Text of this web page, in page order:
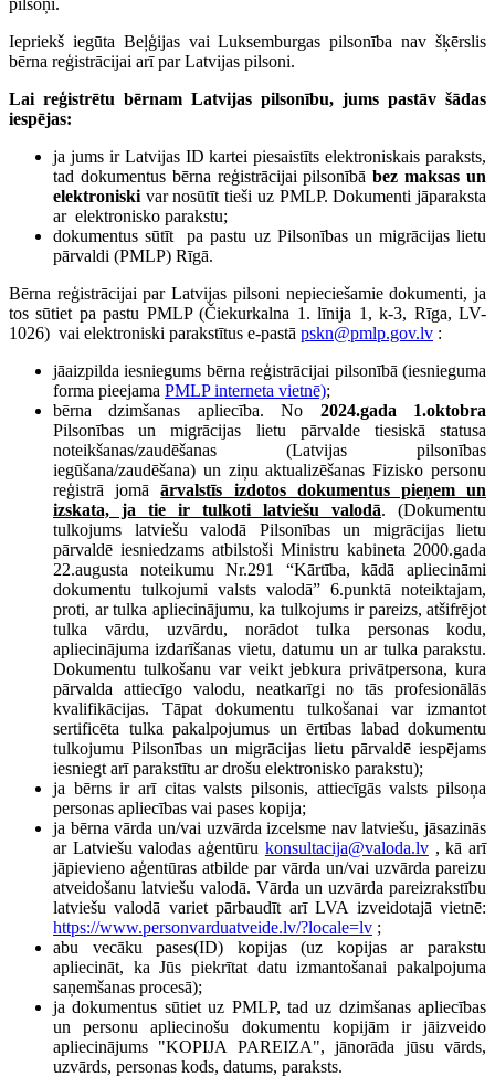
Iepriekš iegūta Beļģijas vai Luksemburgas pilsonība nav šķērslis
bērna reģistrācijai arī par Latvijas pilsoni.
Lai reģistrētu bērnam Latvijas pilsonību, jums pastāv šādas
iespējas:
ja jums ir Latvijas ID kartei piesaistīts elektroniskais paraksts,
tad dokumentus bērna reģistrācijai pilsonībā bez maksas un
elektroniski var nosūtīt tieši uz PMLP. Dokumenti jāparaksta
ar elektronisko parakstu;
dokumentus sūtīt pa pastu uz Pilsonības un migrācijas lietu
pārvaldi (PMLP) Rīgā.
Bērna reģistrācijai par Latvijas pilsoni nepieciešamie dokumenti, ja
tos sūtiet pa pastu PMLP (Čiekurkalna 1. līnija 1, k-3, Rīga, LV-
1026) vai elektroniski parakstītus e-pastā pskn@pmlp.gov.lv :
jāaizpilda iesniegums bērna reģistrācijai pilsonībā (iesnieguma
forma pieejama PMLP interneta vietnē);
bērna dzimšanas apliecība. No 2024.gada 1.oktobra
Pilsonības un migrācijas lietu pārvalde tiesiskā statusa
noteikšanas/zaudēšanas (Latvijas pilsonības
iegūšana/zaudēšana) un ziņu aktualizēšanas Fizisko personu
reģistrā jomāārvalstīs izdotos dokumentus pieņem un
izskata, ja tie ir tulkoti latviešu valodā. (Dokumentu
tulkojums latviešu valodā Pilsonības un migrācijas lietu
pārvaldē iesniedzams atbilstoši Ministru kabineta 2000.gada
22.augusta noteikumu Nr.291 “Kārtība, kādā apliecināmi
dokumentu tulkojumi valsts valodā” 6.punktā noteiktajam,
proti, ar tulka apliecinājumu, ka tulkojums ir pareizs, atšifrējot
tulka vārdu, uzvārdu, norādot tulka personas kodu,
apliecinājuma izdarīšanas vietu, datumu un ar tulka parakstu.
Dokumentu tulkošanu var veikt jebkura privātpersona, kura
pārvalda attiecīgo valodu, neatkarīgi no tās profesionālās
kvalifikācijas. Tāpat dokumentu tulkošanai var izmantot
sertificēta tulka pakalpojumus un ērtības labad dokumentu
tulkojumu Pilsonības un migrācijas lietu pārvaldē iespējams
iesniegt arī parakstītu ar drošu elektronisko parakstu);
ja bērns ir arī citas valsts pilsonis, attiecīgās valsts pilsoņa
personas apliecības vai pases kopija;
ja bērna vārda un/vai uzvārda izcelsme nav latviešu, jāsazinās
ar Latviešu valodas aģentūru konsultacija@valoda.lv, kā arī
jāpievieno aģentūras atbilde par vārda un/vai uzvārda pareizu
atveidošanu latviešu valodā. Vārda un uzvārda pareizrakstību
latviešu valodā variet pārbaudīt arī LVA izveidotajā vietnē:
https://www.personvarduatveide.lv/?locale=lv ;
abu vecāku pases(ID) kopijas (uz kopijas ar parakstu
apliecināt, ka Jūs piekrītat datu izmantošanai pakalpojuma
saņemšanas procesā);
ja dokumentus sūtiet uz PMLP, tad uz dzimšanas apliecības
un personu apliecinošu dokumentu kopijām ir jāizveido
apliecinājums "KOPIJA PAREIZA", jānorāda jūsu vārds,
uzvārds, personas kods, datums, paraksts.